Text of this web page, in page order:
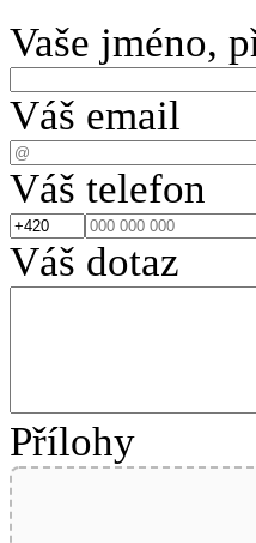
Vaše jméno,
Váš email
Váš telefon
Váš dotaz
Přílohy